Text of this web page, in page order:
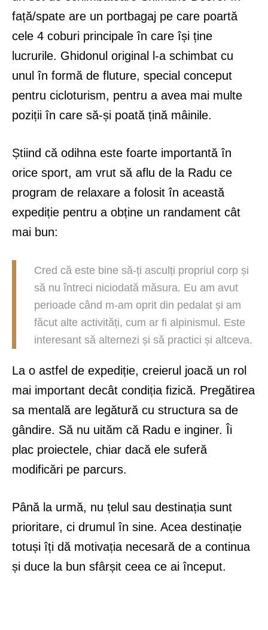
față/spate are un portbagaj pe care poartă
cele 4 coburi principale în care își ține
lucrurile. Ghidonul original l-a schimbat cu
unul în formă de fluture, special conceput
pentru cicloturism, pentru a avea mai multe
poziții în care să-și poată țină mâinile.
Știind că odihna este foarte importantă în
orice sport, am vrut să aflu de la Radu ce
program de relaxare a folosit în această
expediție pentru a obține un randament cât
mai bun:
Cred că este bine să-ți asculți propriul corp și
să nu întreci niciodată măsura. Eu am avut
perioade când m-am oprit din pedalat și am
făcut alte activități, cum ar fi alpinismul. Este
interesant să alternezi și să practici și altceva.
La o astfel de expediție, creierul joacă un rol
mai important decât condiția fizică. Pregătirea
sa mentală are legătură cu structura sa de
gândire. Să nu uităm că Radu e inginer. Îi
plac proiectele, chiar dacă ele suferă
modificări pe parcurs.
Până la urmă, nu țelul sau destinația sunt
prioritare, ci drumul în sine. Acea destinație
totuși îți dă motivația necesară de a continua
și duce la bun sfârșit ceea ce ai început.